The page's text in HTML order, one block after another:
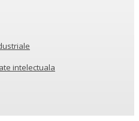
intelectuala